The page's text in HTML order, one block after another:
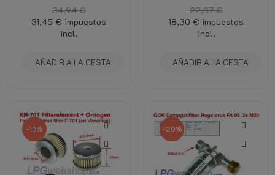
34,94 €
31,45 € impuestos
incl.
AÑADIR A LA CESTA
22,87 €
18,30 € impuestos
incl.
AÑADIR A LA CESTA
-15% -20%